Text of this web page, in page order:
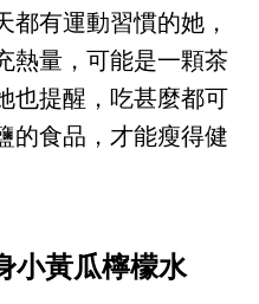
都有運動習慣的她，
熱量，可能是一顆茶
也提醒，吃甚麼都可
的食品，才能瘦得健
小黃瓜檸檬水